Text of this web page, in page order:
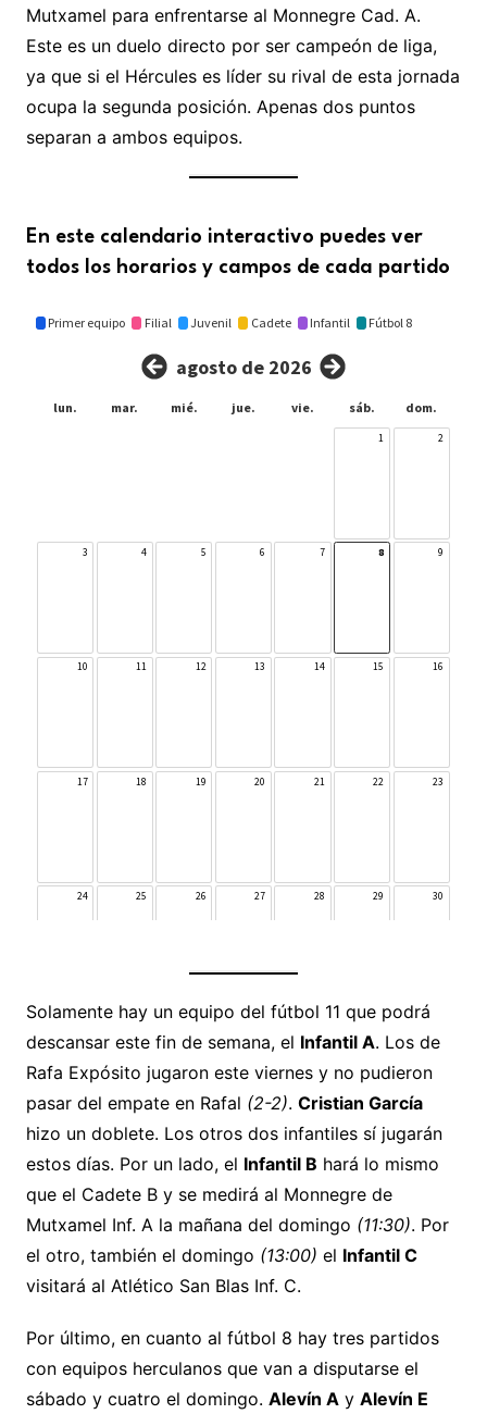
Mutxamel para enfrentarse al Monnegre Cad. A.
Este es un duelo directo por ser campeón de liga,
ya que si el Hércules es líder su rival de esta jornada
ocupa la segunda posición. Apenas dos puntos
separan a ambos equipos.
En este calendario interactivo puedes ver
todos los horarios y campos de cada partido
Solamente hay un equipo del fútbol 11 que podrá
descansar este fin de semana, el Infantil A. Los de
Rafa Expósito jugaron este viernes y no pudieron
pasar del empate en Rafal (2-2). Cristian García
hizo un doblete. Los otros dos infantiles sí jugarán
estos días. Por un lado, el Infantil B hará lo mismo
que el Cadete B y se medirá al Monnegre de
Mutxamel Inf. A la mañana del domingo (11:30). Por
el otro, también el domingo (13:00) el Infantil C
visitará al Atlético San Blas Inf. C.
Por último, en cuanto al fútbol 8 hay tres partidos
con equipos herculanos que van a disputarse el
sábado y cuatro el domingo. Alevín A y Alevín E